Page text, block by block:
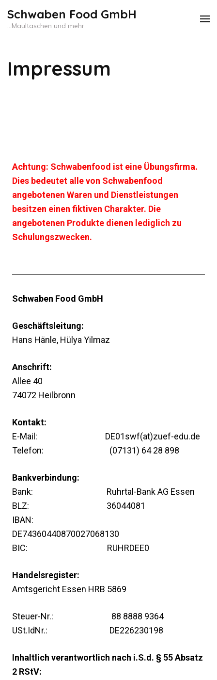
Schwaben Food GmbH
…Maultaschen und mehr
Impressum
Achtung: Schwabenfood ist eine Übungsfirma.
Dies bedeutet alle von Schwabenfood
angebotenen Waren und Dienstleistungen
besitzen einen fiktiven Charakter. Die
angebotenen Produkte dienen lediglich zu
Schulungszwecken.
Schwaben Food GmbH
Geschäftsleitung:
Hans Hänle, Hülya Yilmaz
Anschrift:
Allee 40
74072 Heilbronn
Kontakt:
E-Mail: DE01swf(at)zuef-edu.de
Telefon: (07131) 64 28 898
Bankverbindung:
Bank: Ruhrtal-Bank AG Essen
BLZ: 36044081
IBAN:
DE74360440870027068130
BIC: RUHRDEE0
Handelsregister:
Amtsgericht Essen HRB 5869
Steuer-Nr.: 88 8888 9364
USt.IdNr.: DE226230198
Inhaltlich verantwortlich nach i.S.d. § 55 Absatz
2 RStV: